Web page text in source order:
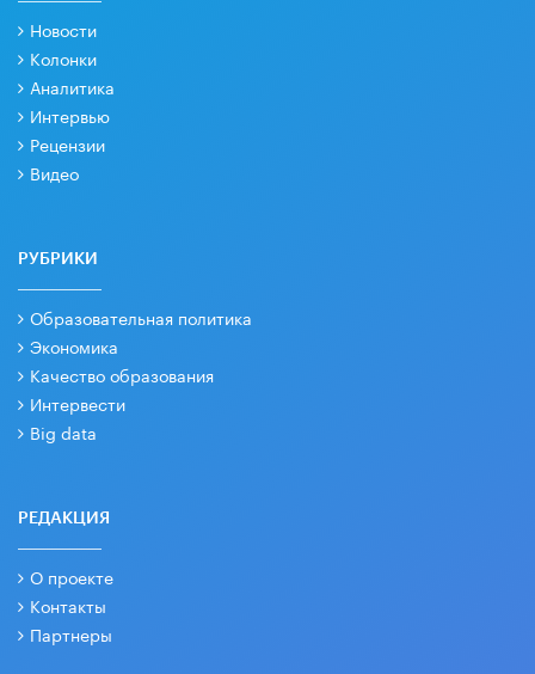
Новости
Колонки
Аналитика
Интервью
Рецензии
Видео
РУБРИКИ
Образовательная политика
Экономика
Качество образования
Интервести
Big data
РЕДАКЦИЯ
О проекте
Контакты
Партнеры